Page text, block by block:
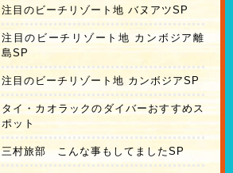
注目のビーチリゾート地 バヌアツSP
注目のビーチリゾート地 カンボジア離
島SP
注目のビーチリゾート地 カンボジアSP
タイ・カオラックのダイバーおすすめス
ポット
三村旅部 こんな事もしてましたSP